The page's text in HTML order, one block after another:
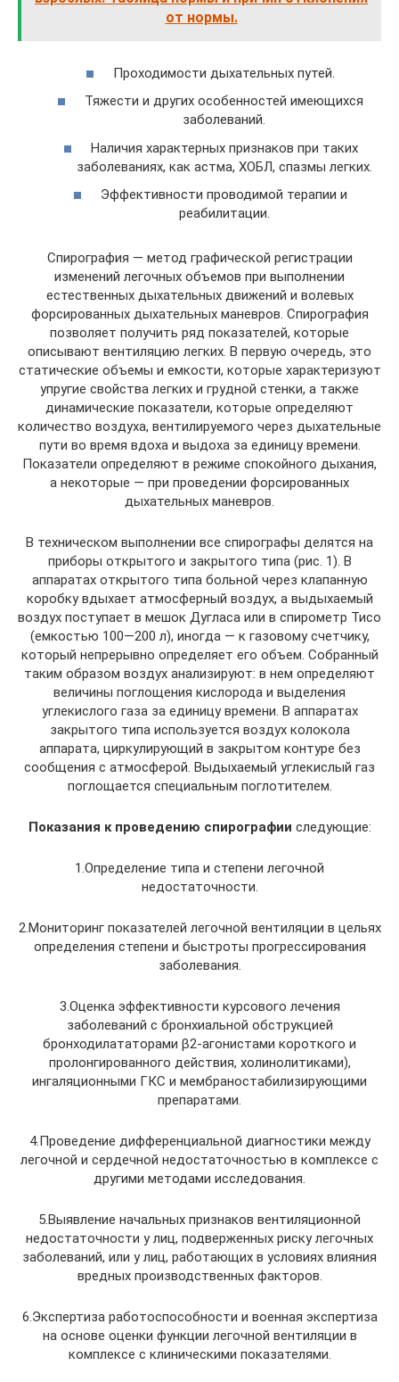
от нормы.
Проходимости дыхательных путей.
Тяжести и других особенностей имеющихся
заболеваний.
Наличия характерных признаков при таких
заболеваниях, как астма, ХОБЛ, спазмы легких.
Эффективности проводимой терапии и
реабилитации.
Спирография — метод графической регистрации
изменений легочных объемов при выполнении
естественных дыхательных движений и волевых
форсированных дыхательных маневров. Спирография
позволяет получить ряд показателей, которые
описывают вентиляцию легких. В первую очередь, это
статические объемы и емкости, которые характеризуют
упругие свойства легких и грудной стенки, а также
динамические показатели, которые определяют
количество воздуха, вентилируемого через дыхательные
пути во время вдоха и выдоха за единицу времени.
Показатели определяют в режиме спокойного дыхания,
а некоторые — при проведении форсированных
дыхательных маневров.
В техническом выполнении все спирографы делятся на
приборы открытого и закрытого типа (рис. 1). В
аппаратах открытого типа больной через клапанную
коробку вдыхает атмосферный воздух, а выдыхаемый
воздух поступает в мешок Дугласа или в спирометр Тисо
(емкостью 100—200 л), иногда — к газовому счетчику,
который непрерывно определяет его объем. Собранный
таким образом воздух анализируют: в нем определяют
величины поглощения кислорода и выделения
углекислого газа за единицу времени. В аппаратах
закрытого типа используется воздух колокола
аппарата, циркулирующий в закрытом контуре без
сообщения с атмосферой. Выдыхаемый углекислый газ
поглощается специальным поглотителем.
Показания к проведению спирографии следующие:
1.Определение типа и степени легочной
недостаточности.
2.Мониторинг показателей легочной вентиляции в цельях
определения степени и быстроты прогрессирования
заболевания.
3.Оценка эффективности курсового лечения
заболеваний с бронхиальной обструкцией
бронходилататорами β2-агонистами короткого и
пролонгированного действия, холинолитиками),
ингаляционными ГКС и мембраностабилизирующими
препаратами.
4.Проведение дифференциальной диагностики между
легочной и сердечной недостаточностью в комплексе с
другими методами исследования.
5.Выявление начальных признаков вентиляционной
недостаточности у лиц, подверженных риску легочных
заболеваний, или у лиц, работающих в условиях влияния
вредных производственных факторов.
6.Экспертиза работоспособности и военная экспертиза
на основе оценки функции легочной вентиляции в
комплексе с клиническими показателями.